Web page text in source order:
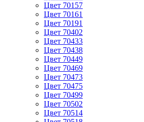
Цвет 70157
Цвет 70161
Цвет 70191
Цвет 70402
Цвет 70433
Цвет 70438
Цвет 70449
Цвет 70469
Цвет 70473
Цвет 70475
Цвет 70499
Цвет 70502
Цвет 70514